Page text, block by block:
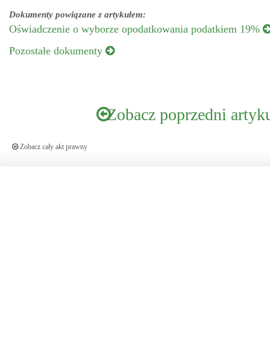
Dokumenty powiązane z artykułem:
Oświadczenie o wyborze opodatkowania podatkiem 19%
Pozostałe dokumenty
Zobacz poprzedni
Zobacz cały akt prawny